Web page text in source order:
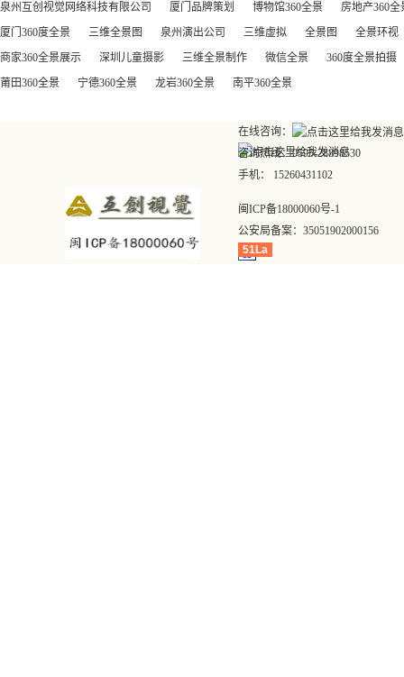
泉州互创视觉网络科技有限公司
厦门品牌策划 博物馆360全景
房地产360全
厦门360度全景
三维全景图 泉州演出公司 三维虚拟 全景图
全景环视
商家360全景展示
深圳儿童摄影 三维全景制作 微信全景
360度全景拍摄
莆田360全景
宁德360全景 龙岩360全景 南平360全景
在线咨询：
咨询热线：0595-28898530
手机： 15260431102
闽ICP备18000060号-1
公安局备案： 35051902000156
51La